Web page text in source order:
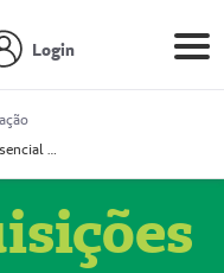
Login
Prestador Essencial Gestão em Saúde Ereli (51004354-7)